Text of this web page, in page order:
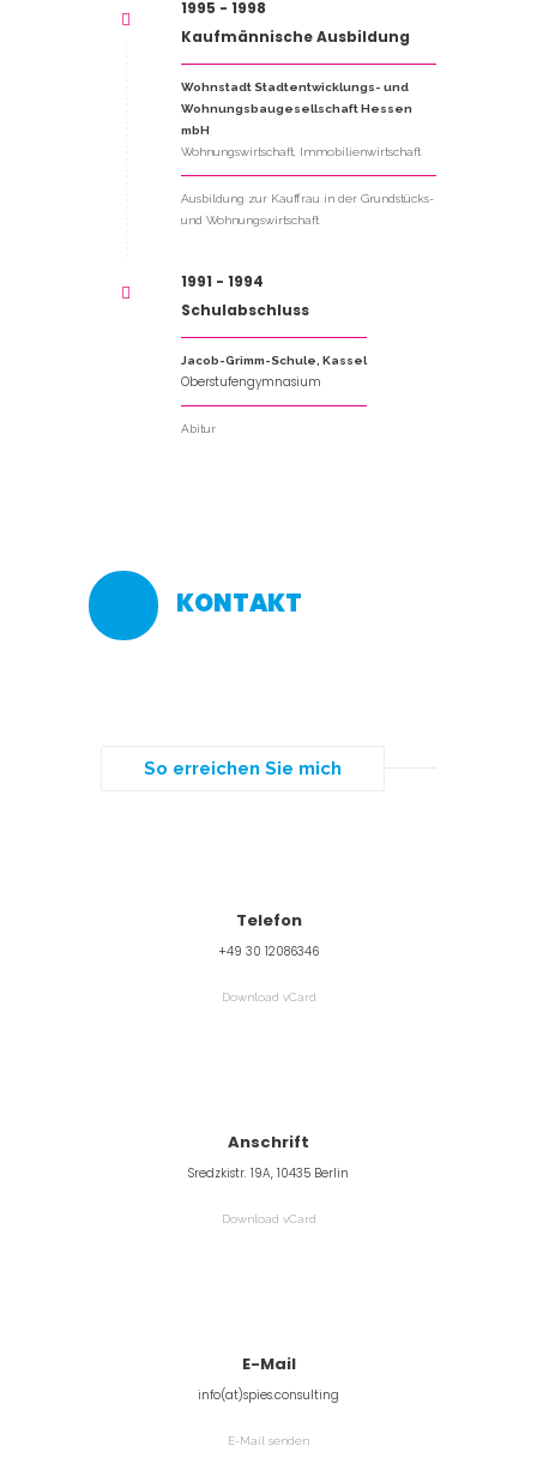
1995 - 1998
Kaufmännische Ausbildung
Wohnstadt Stadtentwicklungs- und
Wohnungsbaugesellschaft Hessen
mbH
Wohnungswirtschaft, Immobilienwirtschaft
Ausbildung zur Kauffrau in der Grundstücks-
und Wohnungswirtschaft
1991 - 1994
Schulabschluss
Jacob-Grimm-Schule, Kassel
Oberstufengymnasium
Abitur
KONTAKT
So erreichen Sie mich
Telefon
+49 30 12086346
Download vCard
Anschrift
Sredzkistr. 19A, 10435 Berlin
Download vCard
E-Mail
info(at)spies.consulting
E-Mail senden